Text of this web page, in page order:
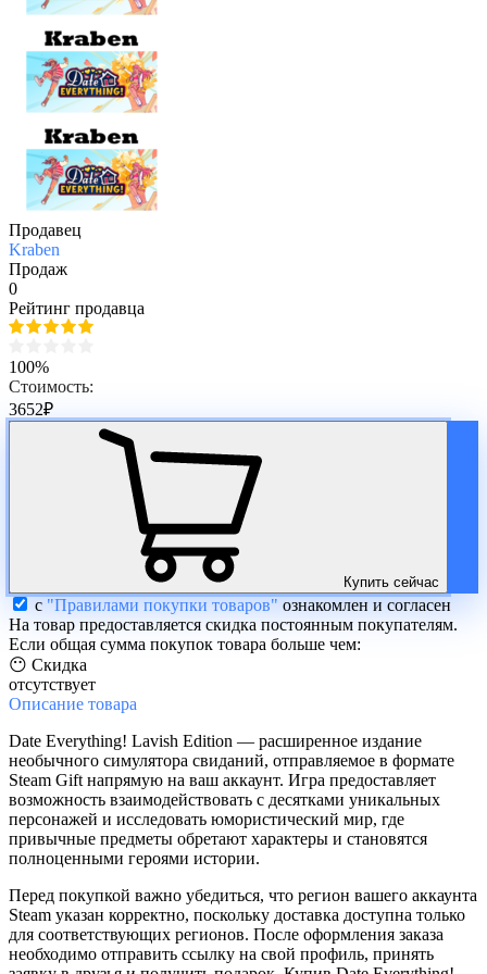
Продавец
Kraben
Продаж
0
Рейтинг продавца
100%
Стоимость:
3652₽
Купить сейчас
с "Правилами покупки товаров" ознакомлен и согласен
На товар предоставляется скидка постоянным покупателям.
Если общая сумма покупок товара больше чем:
😶 Скидка
отсутствует
Описание товара
Date Everything! Lavish Edition — расширенное издание
необычного симулятора свиданий, отправляемое в формате
Steam Gift напрямую на ваш аккаунт. Игра предоставляет
возможность взаимодействовать с десятками уникальных
персонажей и исследовать юмористический мир, где
привычные предметы обретают характеры и становятся
полноценными героями истории.
Перед покупкой важно убедиться, что регион вашего аккаунта
Steam указан корректно, поскольку доставка доступна только
для соответствующих регионов. После оформления заказа
необходимо отправить ссылку на свой профиль, принять